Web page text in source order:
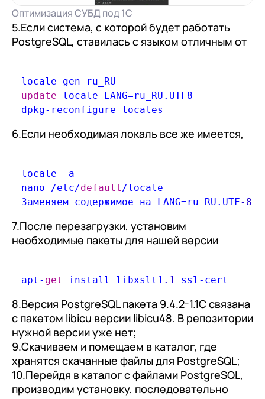
Оптимизация СУБД под 1С
5.Если система, с которой будет работать
PostgreSQL, ставилась с языком отличным от
locale-
update- locale LANG=ru_RU.UTF8
dpkg-
6.Если необходимая локаль все же имеется,
locale –a
nano /etc/default/locale
Заменяем содержимое на LANG=ru_RU.UTF-8
7.После перезагрузки, установим
необходимые пакеты для нашей версии
apt - get install libxslt1 .1 ssl -
8.Версия PostgreSQL пакета 9.4.2-1.1C связана
с пакетом libicu версии libicu48. В репозитории
нужной версии уже нет;
9.Скачиваем и помещаем в каталог, где
хранятся скачанные файлы для PostgreSQL;
10.Перейдя в каталог с файлами PostgreSQL,
производим установку, последовательно